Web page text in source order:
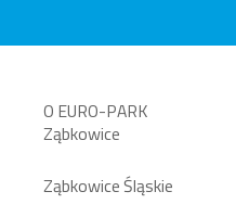
O EURO-PARK
Ząbkowice
Ząbkowice Śląskie